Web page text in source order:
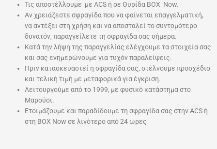
Τις αποστέλλουμε με ACS ή σε Θυρίδα ΒΟΧ Now.
Aν χρειάζεστε σφραγίδα που να φαίνεται επαγγελματική,
να αντέξει στη χρήση και να αποσταλεί το συντομότερο
δυνατόν, παραγγείλετε τη σφραγίδα σας σήμερα.
Κατά την λήψη της παραγγελίας ελέγχουμε τα στοιχεία σας
και σας ενημερώνουμε για τυχόν παραλείψεις.
Πριν κατασκευαστεί η σφραγίδα σας, στέλνουμε προσχέδιο
και τελική τιμή με μεταφορικά για έγκριση.
Λειτουργούμε από το 1999, με φυσικό κατάστημα στο
Μαρούσι.
Ετοιμάζουμε και παραδίδουμε τη σφραγίδα σας στην ACS ή
στη BOX Now σε λιγότερο από 24 ωρες